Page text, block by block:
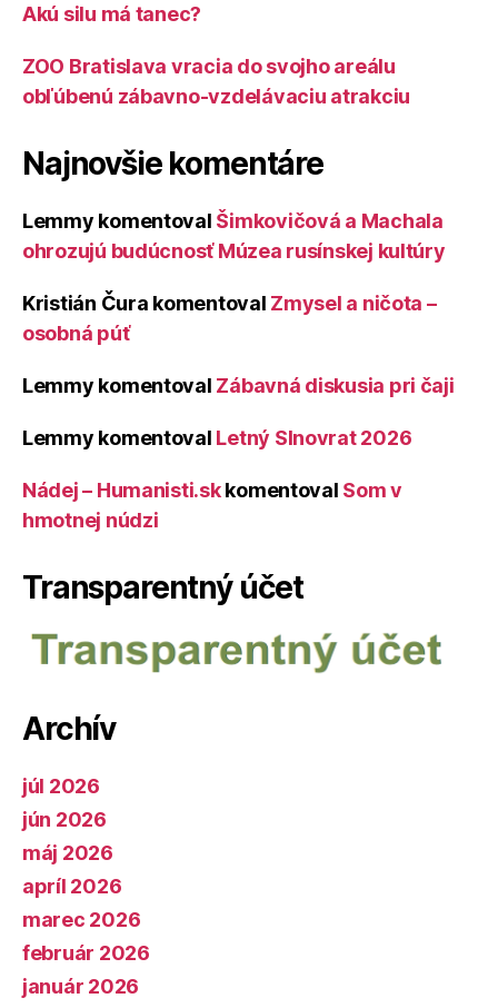
Akú silu má tanec?
ZOO Bratislava vracia do svojho areálu
obľúbenú zábavno-vzdelávaciu atrakciu
Najnovšie komentáre
Lemmy komentoval Šimkovičová a Machala
ohrozujú budúcnosť Múzea rusínskej kultúry
Kristián Čura komentoval Zmysel a ničota –
osobná púť
Lemmy komentoval Zábavná diskusia pri čaji
Lemmy komentoval Letný Slnovrat 2026
Nádej – Humanisti.skkomentoval Som v
hmotnej núdzi
Transparentný účet
Archív
júl 2026
jún 2026
máj 2026
apríl 2026
marec 2026
február 2026
január 2026